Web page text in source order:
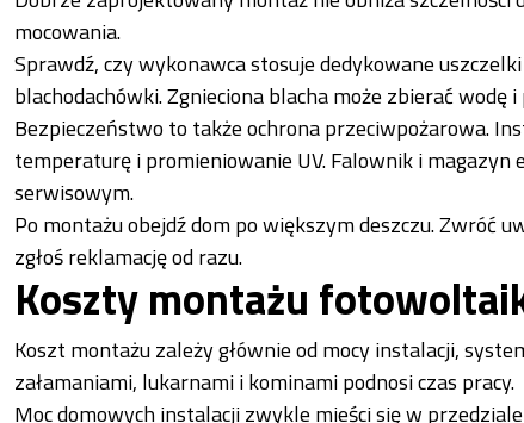
mocowania.
Sprawdź, czy wykonawca stosuje dedykowane
blachodachówki. Zgnieciona blacha może zbierać wodę
Bezpieczeństwo to także ochrona przeciwpożarowa.
temperaturę i promieniowanie UV. Falownik i
serwisowym.
Po montażu obejdź dom po większym deszczu. Zwróć
zgłoś reklamację od razu.
Koszty montażu
Koszt montażu zależy głównie od mocy instalacji,
załamaniami, lukarnami i kominami podnosi czas pracy.
Moc domowych instalacji zwykle mieści się w